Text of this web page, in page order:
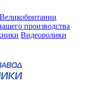
производства
Видеоролики